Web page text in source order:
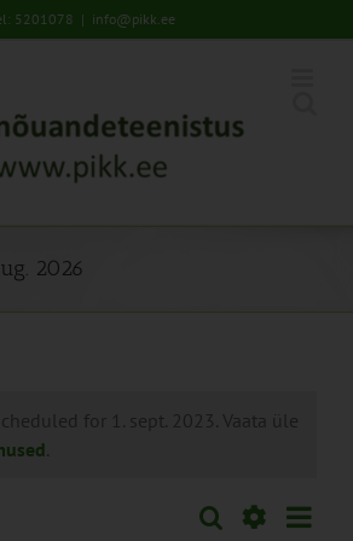
5201078 | info@pikk.ee
2026
for 1. sept. 2023. Vaata üle
Sündmused
Otsi Päev